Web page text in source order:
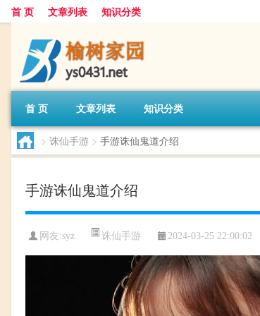
首 页 文章列表 知识分类
首 页 文章列表 知识分类
> 诛仙手游 > 手游诛仙鬼道介绍
手游诛仙鬼道介绍
网友:syz 诛仙手游 2024-03-25 22:00:02